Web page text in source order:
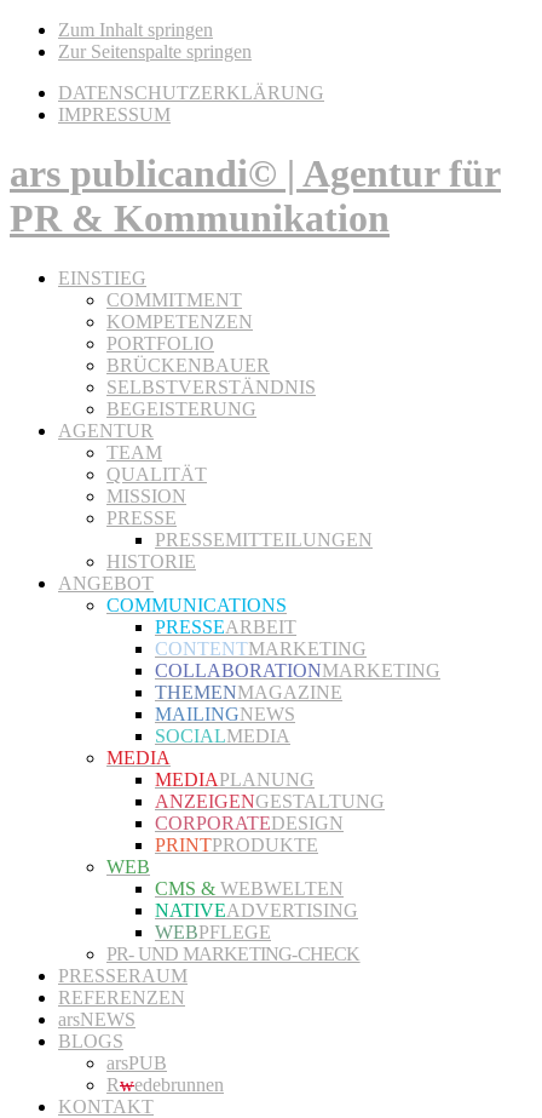
Zum Inhalt springen
Zur Seitenspalte springen
DATENSCHUTZERKLÄRUNG
IMPRESSUM
ars publicandi© | Agentur für
PR & Kommunikation
EINSTIEG
COMMITMENT
KOMPETENZEN
PORTFOLIO
BRÜCKENBAUER
SELBSTVERSTÄNDNIS
BEGEISTERUNG
AGENTUR
TEAM
QUALITÄT
MISSION
PRESSE
PRESSEMITTEILUNGEN
HISTORIE
ANGEBOT
COMMUNICATIONS
PRESSEARBEIT
CONTENTMARKETING
COLLABORATIONMARKETING
THEMENMAGAZINE
MAILINGNEWS
SOCIALMEDIA
MEDIA
MEDIAPLANUNG
ANZEIGENGESTALTUNG
CORPORATEDESIGN
PRINTPRODUKTE
WEB
CMS & WEBWELTEN
NATIVEADVERTISING
WEBPFLEGE
PR- UND MARKETING-CHECK
PRESSERAUM
REFERENZEN
arsNEWS
BLOGS
arsPUB
Rwedebrunnen
KONTAKT